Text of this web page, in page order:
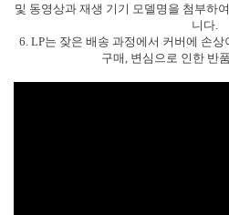
및 동영상과 재생 기기 모델명을 첨부하
니다.
6. LP는 잦은 배송 과정에서 커버에 손
구매, 변심으로 인한 반